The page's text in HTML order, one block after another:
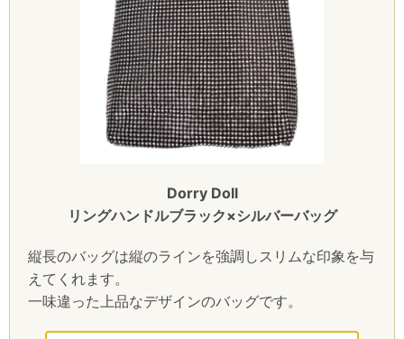
Dorry Doll
リングハンドルブラック×シルバーバッグ
縦長のバッグは縦のラインを強調しスリムな印象を与
えてくれます。
一味違った上品なデザインのバッグです。